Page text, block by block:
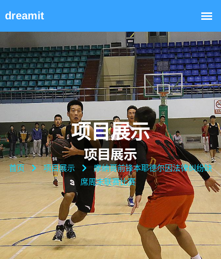
项目展示
首页 项目展示
摩纳哥前锋本耶德尔因法律纠纷缺
席周末联赛比赛